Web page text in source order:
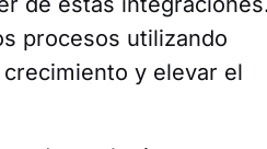
procesos utilizando
y elevar el